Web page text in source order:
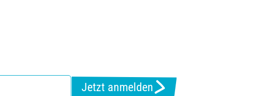
Jetzt anmelden